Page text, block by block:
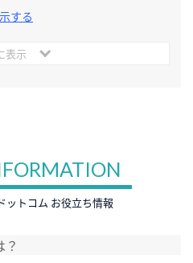
する
表示
ットコム お役立ち情報